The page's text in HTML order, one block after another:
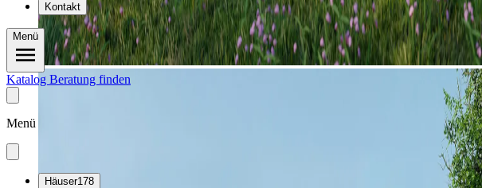
Kontakt
Menü
Katalog Beratung finden
Menü
Häuser178